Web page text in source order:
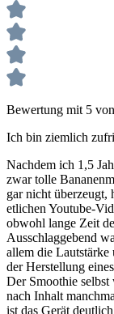
Bewertung mit 5
Ich bin ziemlich
Nachdem ich 1,5
zwar tolle
gar nicht überzeugt,
etlichen Youtube-
obwohl lange Zeit
Ausschlaggebend
allem die
der Herstellung
Der Smoothie
nach Inhalt
ist das Gerät